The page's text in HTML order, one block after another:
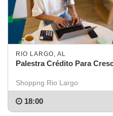
RIO LARGO, AL
Palestra Crédito Para
Shoppng Rio Largo
18:00